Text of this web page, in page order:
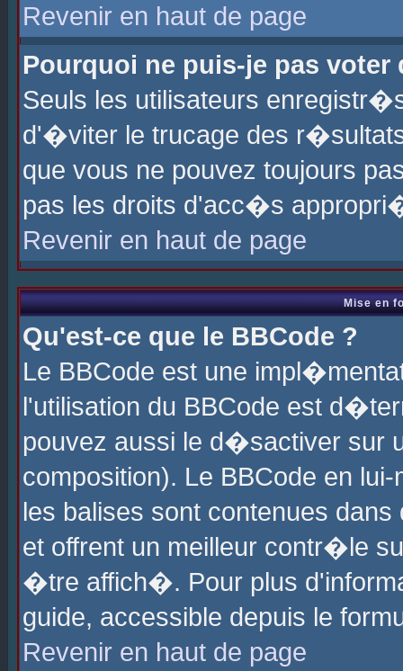
Revenir en haut de page
Pourquoi ne puis-je pas voter
Seuls les utilisateurs
d'�viter le trucage des
que vous ne pouvez toujours
pas les droits d'acc�s
Revenir en haut de page
Mise en
Qu'est-ce que le BBCode ?
Le BBCode est une
l'utilisation du BBCode est
pouvez aussi le d�sactiver sur
composition). Le BBCode en
les balises sont contenues
et offrent un meilleur contr�le
�tre affich�. Pour plus
guide, accessible depuis le
Revenir en haut de page